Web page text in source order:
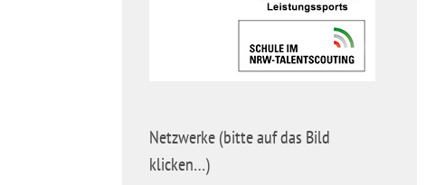
Netzwerke (bitte auf das Bild
klicken…)